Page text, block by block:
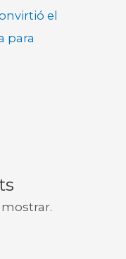
el
para